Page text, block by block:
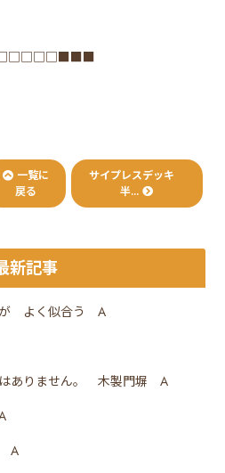
一覧に
戻る
サイプレスデッキ
半...
新記事
が よく似合う A
はありません。 木製門塀 A
A